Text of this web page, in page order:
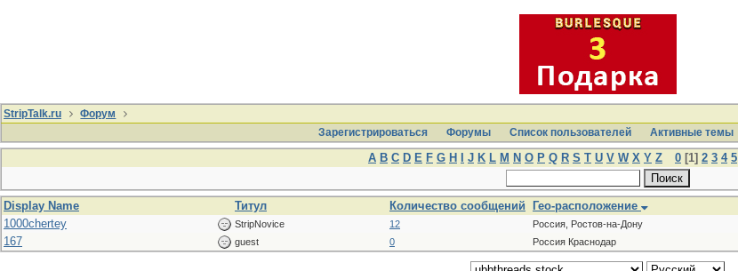
StripTalk.ru
Форум
Зарегистрироваться
Форумы Список пользователей Активные темы
A B C D E F G H J K L M N O P Q R S T U V W X Y Z 0 [1] 2 3 4 5
Display Name Титул Количество сообщений Гео-расположение
1000chertey
StripNovice 12 Россия, Ростов-на-Дону
167 guest 0 Россия Краснодар